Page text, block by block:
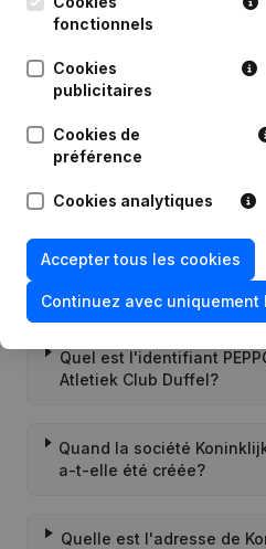
27-02-2019
25-01-2017
Questions fréquemment
Quel est le numéro de
Quel est l'identifiant
Atletiek Club Duffel?
Quand la société
a-t-elle été créée?
Quelle est l'adresse de
fonctionnels
Cookies
publicitaires
Cookies de
préférence
Cookies analytiques
Accepter tous les cookies
Continuez avec